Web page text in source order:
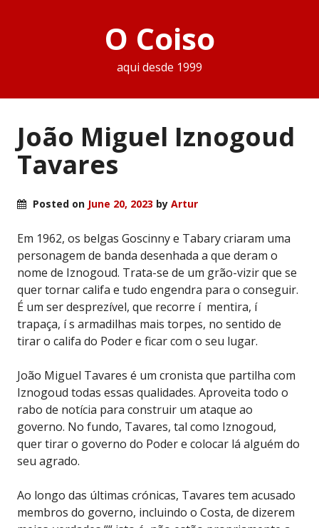
O Coiso
aqui desde 1999
João Miguel Iznogoud
Tavares
Posted on June 20, 2023 by Artur
Em 1962, os belgas Goscinny e Tabary criaram uma
personagem de banda desenhada a que deram o
nome de Iznogoud. Trata-se de um grão-vizir que se
quer tornar califa e tudo engendra para o conseguir.
É um ser desprezível, que recorre í mentira, í
trapaça, í s armadilhas mais torpes, no sentido de
tirar o califa do Poder e ficar com o seu lugar.
João Miguel Tavares é um cronista que partilha com
Iznogoud todas essas qualidades. Aproveita todo o
rabo de notícia para construir um ataque ao
governo. No fundo, Tavares, tal como Iznogoud,
quer tirar o governo do Poder e colocar lá alguém do
seu agrado.
Ao longo das últimas crónicas, Tavares tem acusado
membros do governo, incluindo o Costa, de dizerem